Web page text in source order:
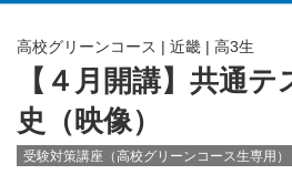
高校グリーンコース | 近畿 | 高3生
【４月開講】共通
史（映像）
受験対策講座（高校グリーンコース生専用）